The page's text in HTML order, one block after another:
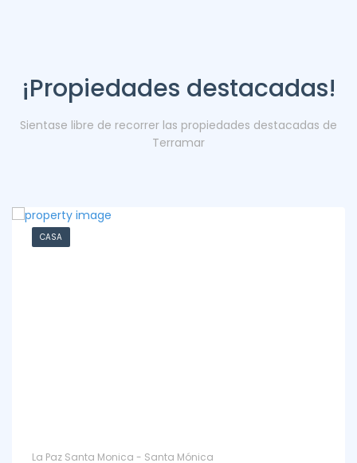
¡Propiedades destacadas!
Sientase libre de recorrer las propiedades destacadas de
Terramar
CASA
La Paz Santa Monica - Santa Mónica